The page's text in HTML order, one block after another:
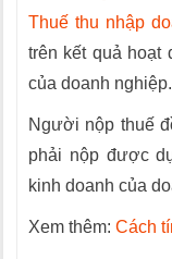
Thuế thu nhập
trên kết quả hoạt
của doanh nghiệp.
Người nộp thuế
phải nộp được
kinh doanh của
Xem thêm: Cách